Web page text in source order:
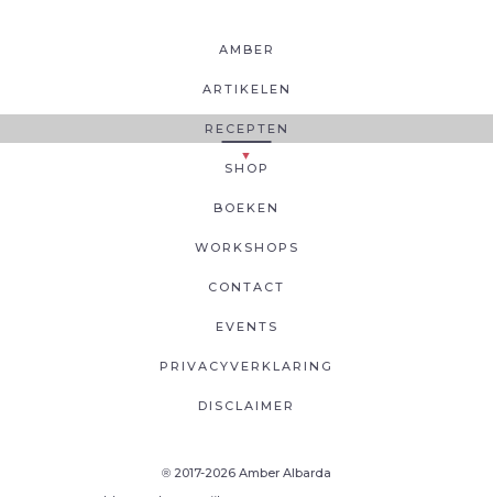
AMBER
ARTIKELEN
RECEPTEN
SHOP
BOEKEN
WORKSHOPS
CONTACT
EVENTS
PRIVACYVERKLARING
DISCLAIMER
® 2017-2026 Amber Albarda